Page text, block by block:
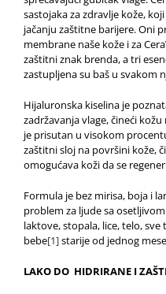
sastojaka za zdravlje kože,
jačanju zaštitne barijere. Oni
membrane naše kože i za
zaštitni znak brenda, a tri
zastupljena su baš u svakom
Hijaluronska kiselina je
zadržavanja vlage, čineći
je prisutan u visokom
zaštitni sloj na površini kože,
omogućava koži da se
Formula je bez mirisa, boja i
problem za ljude sa
laktove, stopala, lice, telo,
bebe[1]starije od jednog
LAKO DO HIDRIRANE I